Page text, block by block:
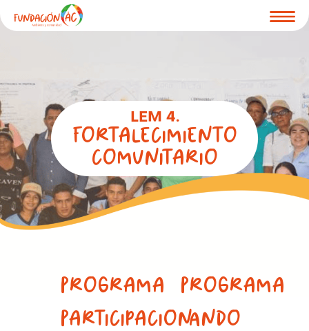
LEM 4.
Fortalecimiento
comunitario
Programa
Participacion
Programa
Ando